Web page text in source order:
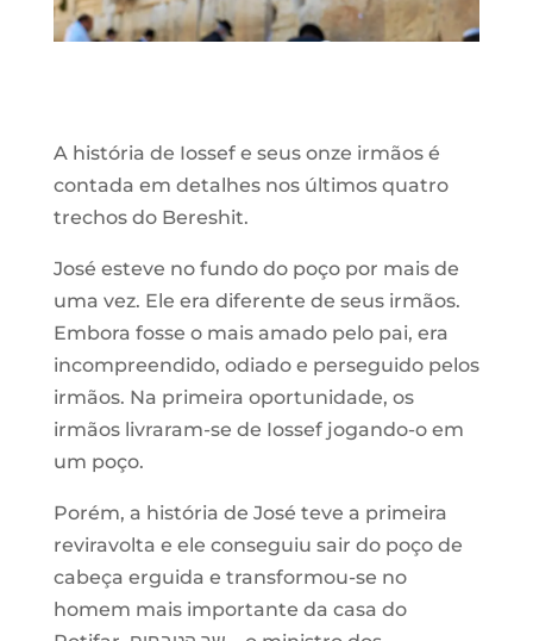
A história de Iossef e seus onze irmãos é
contada em detalhes nos últimos quatro
trechos do Bereshit.
José esteve no fundo do poço por mais de
uma vez. Ele era diferente de seus irmãos.
Embora fosse o mais amado pelo pai, era
incompreendido, odiado e perseguido pelos
irmãos. Na primeira oportunidade, os
irmãos livraram-se de Iossef jogando-o em
um poço.
Porém, a história de José teve a primeira
reviravolta e ele conseguiu sair do poço de
cabeça erguida e transformou-se no
homem mais importante da casa do